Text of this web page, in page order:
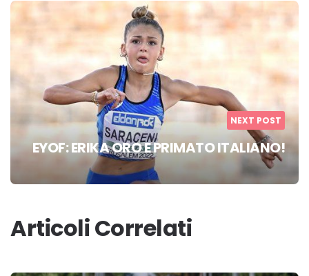
NEXT POST
EYOF: ERIKA ORO E PRIMATO ITALIANO!
Articoli Correlati